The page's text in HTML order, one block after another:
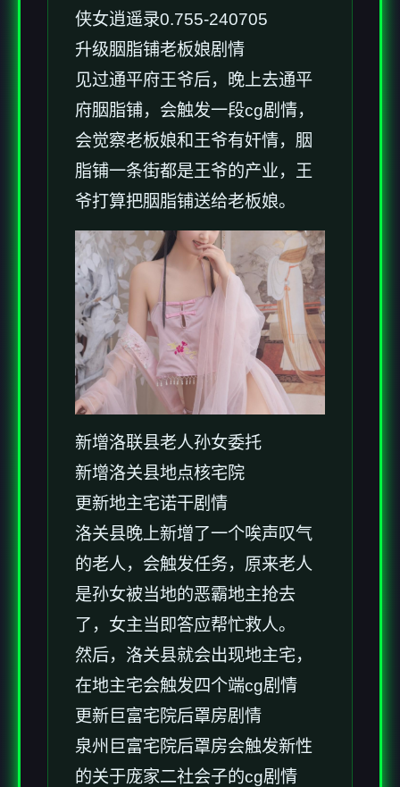
侠女逍遥录0.755-240705
升级胭脂铺老板娘剧情
见过通平府王爷后，晚上去通平
府胭脂铺，会触发一段cg剧情，
会觉察老板娘和王爷有奸情，胭
脂铺一条街都是王爷的产业，王
爷打算把胭脂铺送给老板娘。
新增洛联县老人孙女委托
新增洛关县地点核宅院
更新地主宅诺干剧情
洛关县晚上新增了一个唉声叹气
的老人，会触发任务，原来老人
是孙女被当地的恶霸地主抢去
了，女主当即答应帮忙救人。
然后，洛关县就会出现地主宅，
在地主宅会触发四个端cg剧情
更新巨富宅院后罩房剧情
泉州巨富宅院后罩房会触发新性
的关于庞家二社会子的cg剧情